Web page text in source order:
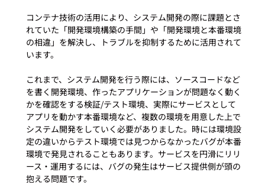
コンテナ技術の活用により、システム開発の際に課題とさ
れていた「開発環境構築の手間」や「開発環境と本番環境
の相違」を解決し、トラブルを抑制するために活用されて
います。
これまで、システム開発を行う際には、ソースコードなど
を書く開発環境、作ったアプリケーションが問題なく動く
かを確認をする検証/テスト環境、実際にサービスとして
アプリを動かす本番環境など、複数の環境を用意した上で
システム開発をしていく必要がありました。時には環境設
定の違いからテスト環境では見つからなかったバグが本番
環境で発見されることもあります。サービスを円滑にリリ
ース・運用するには、バグの発生はサービス提供側が頭の
抱える問題です。